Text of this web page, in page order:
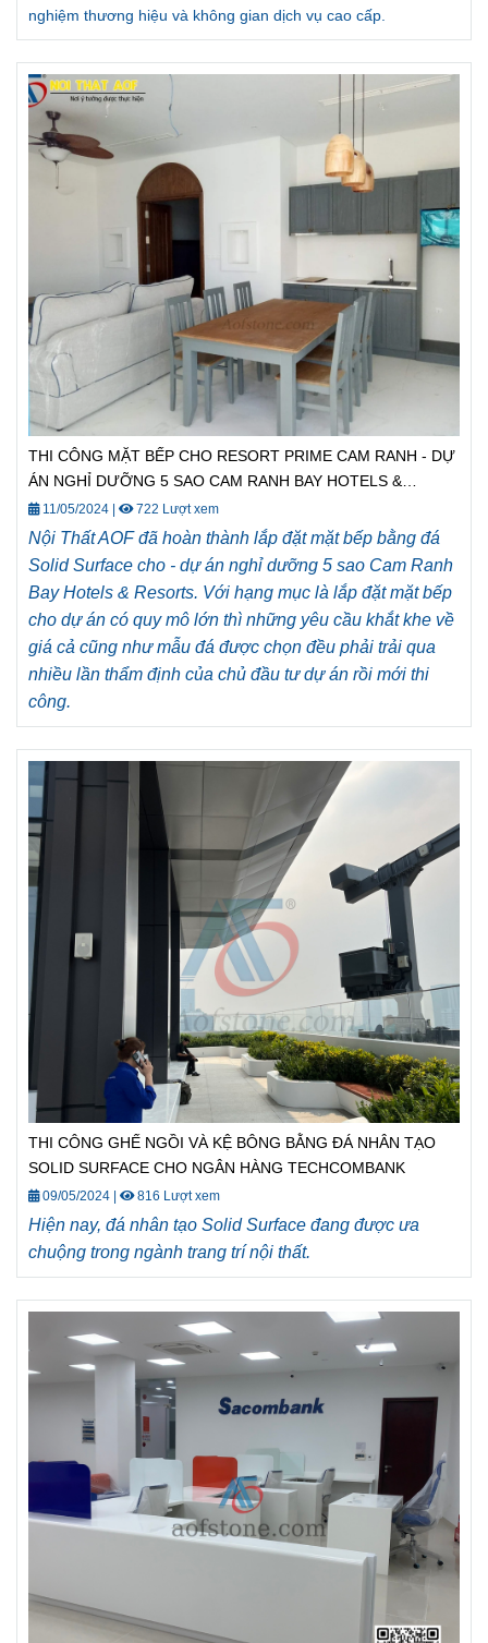
nghiệm thương hiệu và không gian dịch vụ cao cấp.
THI CÔNG MẶT BẾP CHO RESORT PRIME CAM RANH - DỰ
ÁN NGHỈ DƯỠNG 5 SAO CAM RANH BAY HOTELS &
RESORTS NHA TRANG
11/05/2024 | 722 Lượt xem
Nội Thất AOF đã hoàn thành lắp đặt mặt bếp bằng đá
Solid Surface cho - dự án nghỉ dưỡng 5 sao Cam Ranh
Bay Hotels & Resorts. Với hạng mục là lắp đặt mặt bếp
cho dự án có quy mô lớn thì những yêu cầu khắt khe về
giá cả cũng như mẫu đá được chọn đều phải trải qua
nhiều lần thẩm định của chủ đầu tư dự án rồi mới thi
công.
THI CÔNG GHẾ NGỒI VÀ KỆ BÔNG BẰNG ĐÁ NHÂN TẠO
SOLID SURFACE CHO NGÂN HÀNG TECHCOMBANK
09/05/2024 | 816 Lượt xem
Hiện nay, đá nhân tạo Solid Surface đang được ưa
chuộng trong ngành trang trí nội thất.